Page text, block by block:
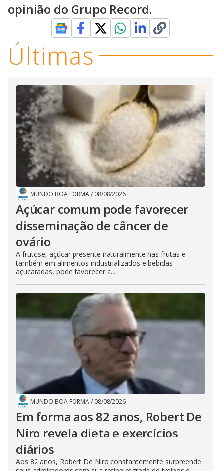
opinião do Grupo Record.
Últimas
MUNDO BOA FORMA/ 08/08/2026
Açúcar comum pode favorecer
disseminação de câncer de
ovário
A frutose, açúcar presente naturalmente nas frutas e
também em alimentos industrializados e bebidas
açucaradas, pode favorecer a...
MUNDO BOA FORMA/ 08/08/2026
Em forma aos 82 anos, Robert De
Niro revela dieta e exercícios
diários
Aos 82 anos, Robert De Niro constantemente surpreende